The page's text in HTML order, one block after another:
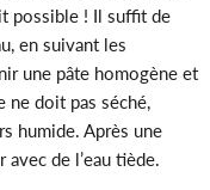
possible ! Il suffit de
en suivant les
une pâte homogène et
ne doit pas séché,
humide. Après une
de l’eau tiède.